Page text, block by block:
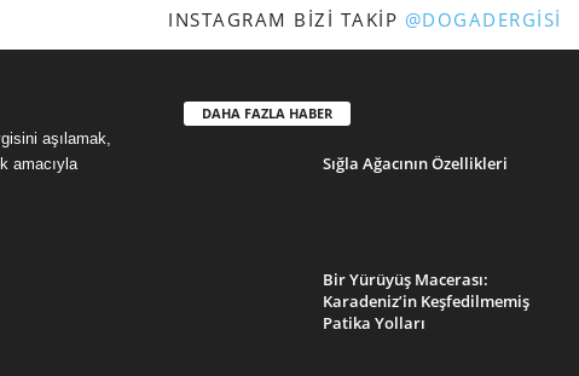
INSTAGRAM BIZI TAKIP @DOGADERGISI
aşılamak,
amacıyla
DAHA FAZLA HABER
Sığla Ağacının Özellikleri
Bir Yürüyüş Macerası:
Karadeniz’in Keşfedilmemiş
Patika Yolları